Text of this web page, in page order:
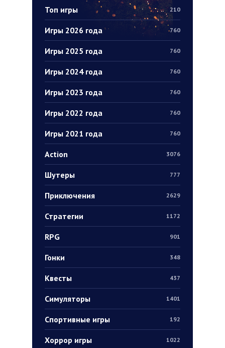
Топ игры 210
Игры 2026 года 760
Игры 2025 года 760
Игры 2024 года 760
Игры 2023 года 760
Игры 2022 года 760
Игры 2021 года 760
Action 3076
Шутеры 777
Приключения 2629
Стратегии 1172
RPG 901
Гонки 348
Квесты 437
Симуляторы 1401
Спортивные игры 192
Хоррор игры 1022